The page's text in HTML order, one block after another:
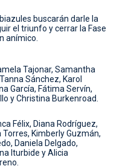
buscarán darle la
el triunfo y cerrar la Fase
anímico.
Tajonar, Samantha
Sánchez, Karol
García, Fátima Servín,
y Christina Burkenroad.
Félix, Diana Rodríguez,
Kimberly Guzmán,
Daniela Delgado,
Iturbide y Alicia